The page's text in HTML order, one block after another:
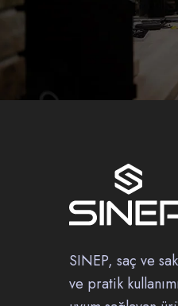
SINEP, saç ve
ve pratik